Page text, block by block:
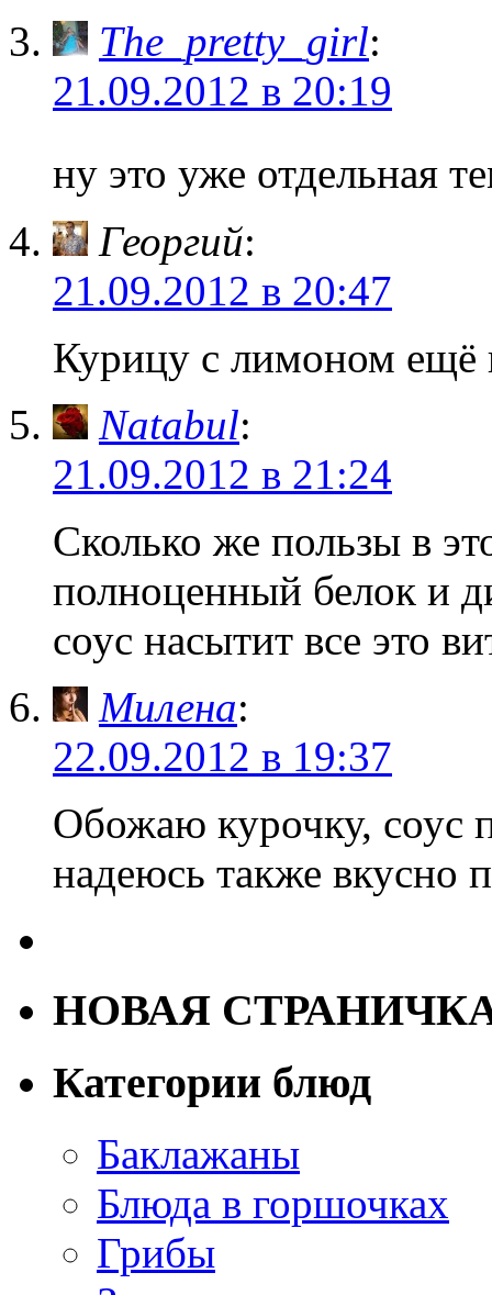
The_pretty_girl:
21.09.2012 в 20:19
ну это уже отдельная
Георгий:
21.09.2012 в 20:47
Курицу с лимоном ещё
Natabul:
21.09.2012 в 21:24
Сколько же пользы в
полноценный белок и
соус насытит все это
Милена:
22.09.2012 в 19:37
Обожаю курочку, соус
надеюсь также вкусно
НОВАЯ
Категории блюд
Баклажаны
Блюда в горшочках
Грибы